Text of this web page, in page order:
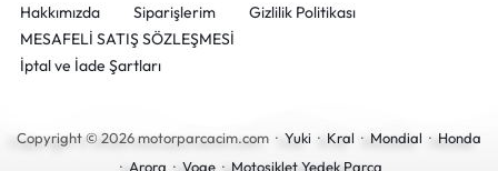
Hakkımızda Siparişlerim
Gizlilik Politikası
MESAFELİ SATIŞ SÖZLEŞMESİ
İptal ve İade Şartları
Copyright © 2026 motorparcacim.com · Yuki · Kral · Mondial · Honda
· Arora · Voge· Motosiklet Yedek Parça